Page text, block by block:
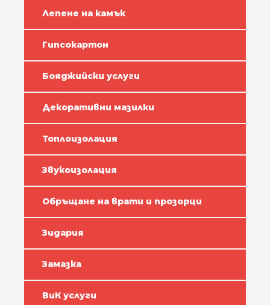
Лепене на камък
Гипсокартон
Бояджийски услуги
Декоративни мазилки
Топлоизолация
Звукоизолация
Обръщане на врати и прозорци
Зидария
Замазка
ВиК услуги